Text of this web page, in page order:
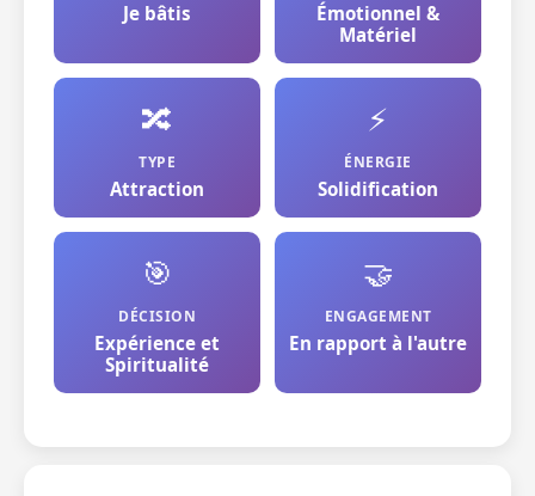
Je bâtis
Émotionnel &
Matériel
🔀
TYPE
Attraction
⚡
ÉNERGIE
Solidification
🎯
DÉCISION
Expérience et
Spiritualité
🤝
ENGAGEMENT
En rapport à l'autre